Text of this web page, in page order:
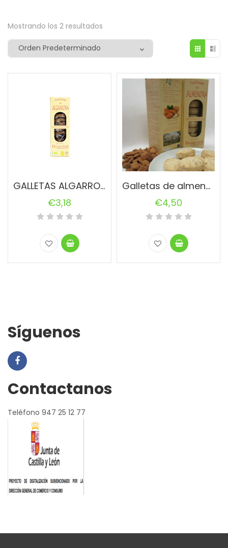
Mostrando los 2 resultados
GALLETAS ALGARROBA SIN GLUTEN BIO 200GR BIOGREDOS
€3,18
Galletas de almendra sin gluten 200gr
€4,50
Síguenos
Contactanos
Teléfono 947 25 12 77